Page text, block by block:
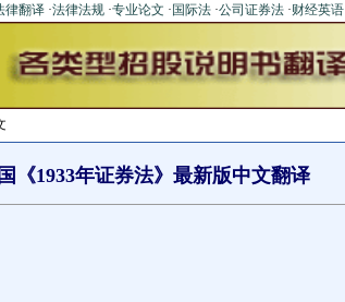
律翻译 ·法律法规 ·专业论文 · 国际法 ·公司证券法 ·财经英语
《1933年证券法》最新版中文翻译